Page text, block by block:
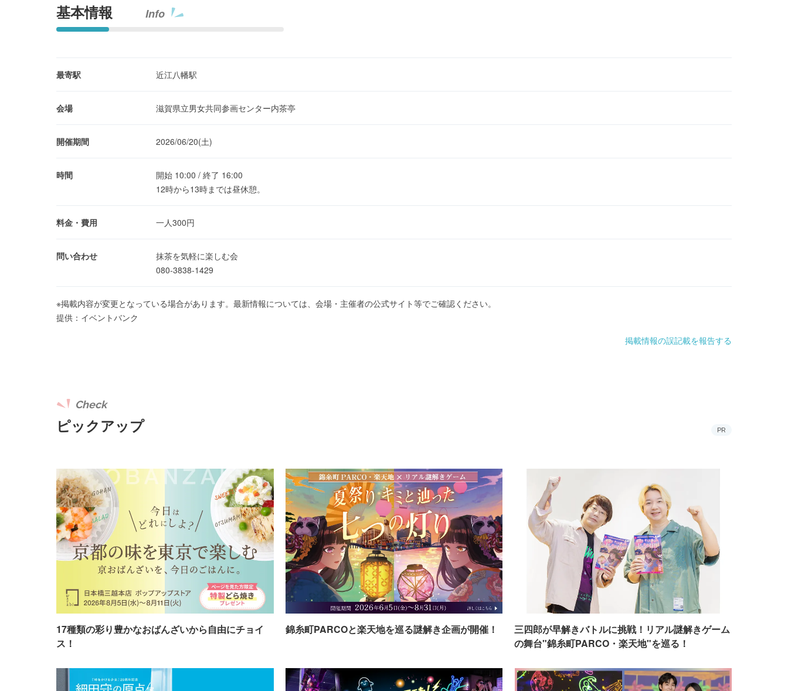
基本情報 Info
最寄駅 近江八幡駅
会場 滋賀県立男女共同参画センター内茶亭
開催期間 2026/06/20(土)
時間
開始 10:00 / 終了 16:00
12時から13時までは昼休憩。
料金・費用 一人300円
問い合わせ
抹茶を気軽に楽しむ会
080-3838-1429
※掲載内容が変更となっている場合があります。最新情報については、会場・主催者の公式サイト等でご確認ください。
提供：イベントバンク
掲載情報の誤記載を報告する
ピックアップ
Check
PR
17種類の彩り豊かなおばんざいから自由にチョイ
ス！
錦糸町PARCOと楽天地を巡る謎解き企画が開催！
三四郎が早解きバトルに挑戦！リアル謎解きゲーム
の舞台"錦糸町PARCO・楽天地"を巡る！